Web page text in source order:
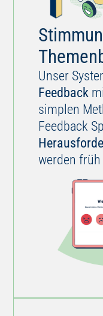
Unser
Feedback
simplen
Feedback
werden